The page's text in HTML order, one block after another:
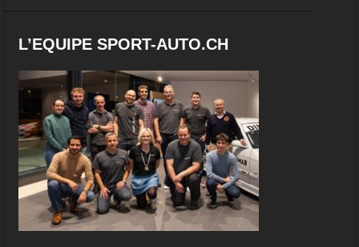
L’EQUIPE SPORT-AUTO.CH